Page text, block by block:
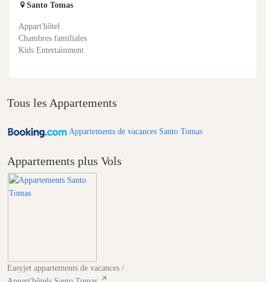
Santo Tomas
Appart'hôtel
Chambres familiales
Kids Entertainment
Tous les Appartements
Appartements de vacances Santo Tomas
Appartements plus Vols
Easyjet appartements de vacances /